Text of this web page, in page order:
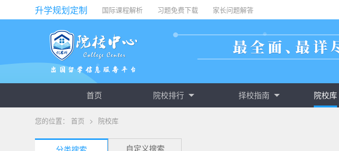
升学规划定制 国际课程解析 习题免费下载 家长问题解答
首页 院校排行 择校指南 院校库
您的位置： 首页 > 院校库
自定义搜索